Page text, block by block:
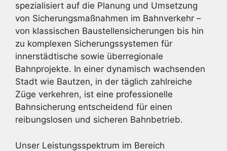
spezialisiert auf die Planung und Umsetzung
von Sicherungsmaßnahmen im Bahnverkehr –
von klassischen Baustellensicherungen bis hin
zu komplexen Sicherungssystemen für
innerstädtische sowie überregionale
Bahnprojekte. In einer dynamisch wachsenden
Stadt wie Bautzen, in der täglich zahlreiche
Züge verkehren, ist eine professionelle
Bahnsicherung entscheidend für einen
reibungslosen und sicheren Bahnbetrieb.
Unser Leistungsspektrum im Bereich